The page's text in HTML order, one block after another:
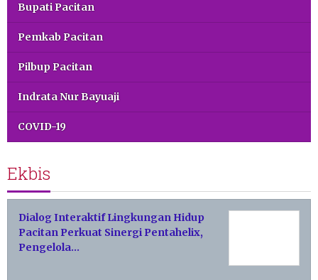
Bupati Pacitan
Pemkab Pacitan
Pilbup Pacitan
Indrata Nur Bayuaji
COVID-19
Ekbis
Dialog Interaktif Lingkungan Hidup
Pacitan Perkuat Sinergi Pentahelix,
Pengelola…